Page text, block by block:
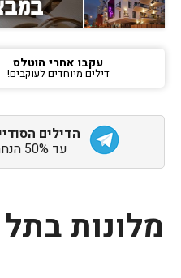
עקבו אחרי הוטלס
דילים מיוחדים לעוקבים!
הדילים
עד 50% הנחה, הצטרפו עכשיו >>
מלונות